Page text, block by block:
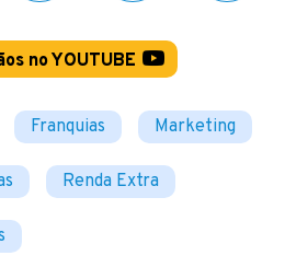
no YOUTUBE
Franquias Marketing
Renda Extra